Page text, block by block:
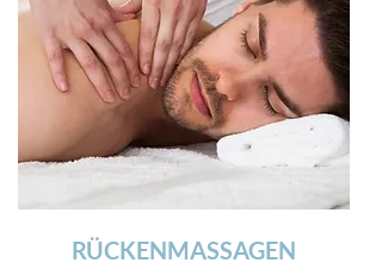
RÜCKENMASSAGEN